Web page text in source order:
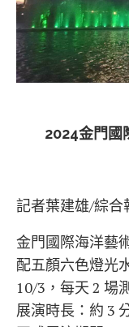
2024金門國
記者葉建雄/綜合
金門國際海洋藝
配五顏六色燈光
10/3，每天 2 場
展演時長：約 3